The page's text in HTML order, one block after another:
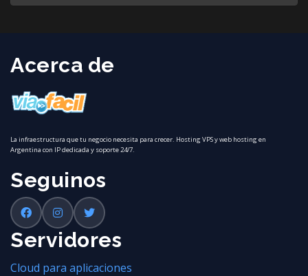
Acerca de
La infraestructura que tu negocio necesita para crecer. Hosting VPS y web hosting en
Argentina con IP dedicada y soporte 24/7.
Seguinos
Servidores
Cloud para aplicaciones